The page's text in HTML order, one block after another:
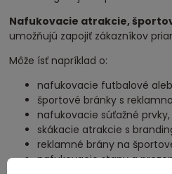
Nafukovacie atrakcie,
umožňujú zapojiť zákazníkov
Môže ísť napríklad o:
nafukovacie futbalové
športové bránky s
nafukovacie súťažné prvky,
skákacie atrakcie s
reklamné brány na
nafukovacie stany a